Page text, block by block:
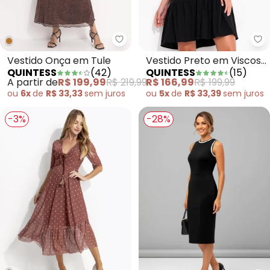
Quintess - Vestido Onça em
Vestido Onça em Tule
QUINTESS
(42)
A partir deR$ 199,99R$ 219,99
ou 6xde R$ 33,33sem juros
Vestido Preto em Viscose
Plana
QUINTESS (15)
R$ 166,99R$ 199,99
ou 5xde R$ 33,39sem juros
-3% -28%